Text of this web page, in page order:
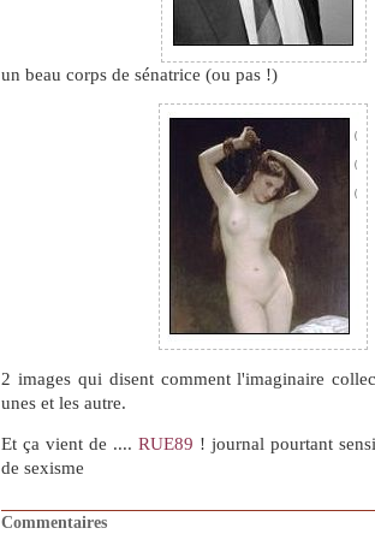
un beau corps de sénatrice (ou pas !)
2 images qui disent comment l'imaginaire
unes et les autre.
Et ça vient de .... RUE89 ! journal pourtant
de sexisme
Commentaires